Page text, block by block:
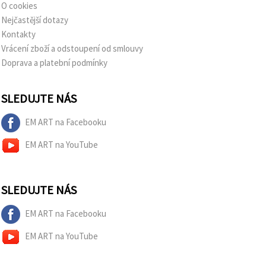
"Uložit"
Přijmout
vše
O cookies
Nejčastější dotazy
Kontakty
Vrácení zboží a odstoupení od smlouvy
Doprava a platební podmínky
SLEDUJTE NÁS
EM ART na Facebooku
EM ART na YouTube
SLEDUJTE NÁS
EM ART na Facebooku
EM ART na YouTube